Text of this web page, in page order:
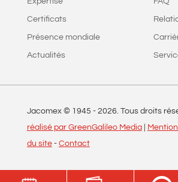
Certificats
Présence mondiale
Actualités
Jacomex © 1945 - 2026. Tous droits
réalisé par GreenGalileo Media|
du site- Contact